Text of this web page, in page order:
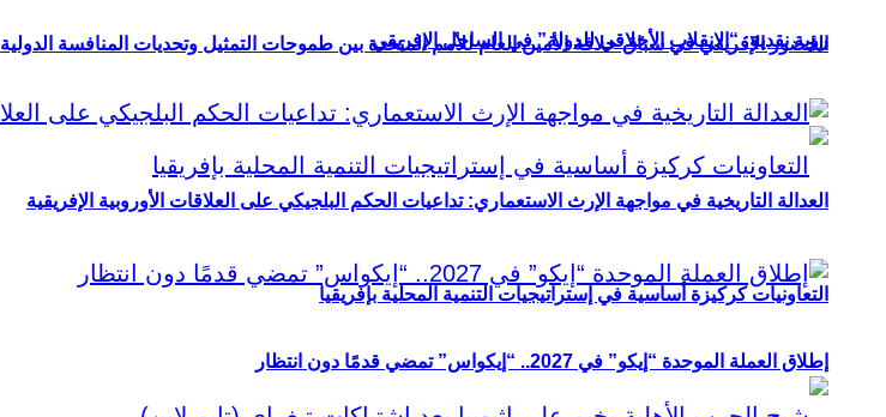
الحضور الإفريقي في سباق خلافة الأمين العام للأمم المتحدة بين طموحات التمثيل وتحديات المنافسة الدولية
التعاونيات كركيزة أساسية في إستراتيجيات التنمية المحلية بإفريقيا
رؤية نقدية: “الانقلاب الأخلاقي للدولة” في الساحل الإفريقي
العدالة التاريخية في مواجهة الإرث الاستعماري: تداعيات الحكم البلجيكي على العلاقات الأوروبية الإفريقية
إطلاق العملة الموحدة “إيكو” في 2027.. “إيكواس” تمضي قدمًا دون انتظار